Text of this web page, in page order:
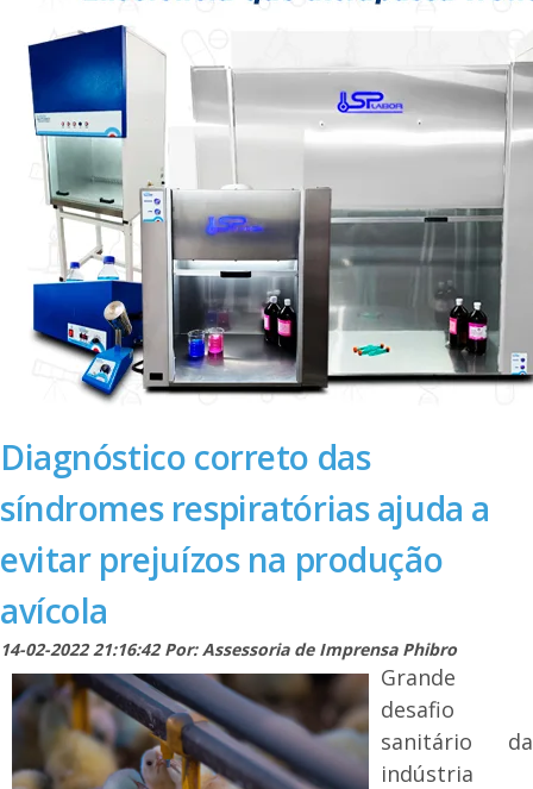
Diagnóstico correto das
síndromes respiratórias ajuda a
evitar prejuízos na produção
avícola
14-02-2022 21:16:42 Por: Assessoria de Imprensa Phibro
Grande
desafio
sanitário da
indústria